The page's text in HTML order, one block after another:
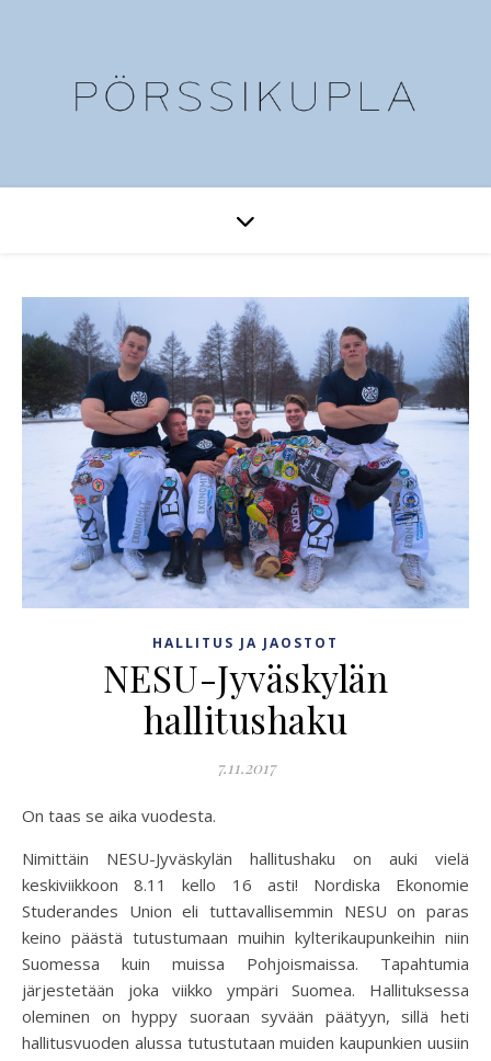
HALLITUS JA JAOSTOT
NESU-Jyväskylän
hallitushaku
7.11.2017
On taas se aika vuodesta.
Nimittäin NESU-Jyväskylän hallitushaku on auki vielä
keskiviikkoon 8.11 kello 16 asti! Nordiska Ekonomie
Studerandes Union eli tuttavallisemmin NESU on paras
keino päästä tutustumaan muihin kylterikaupunkeihin niin
Suomessa kuin muissa Pohjoismaissa. Tapahtumia
järjestetään joka viikko ympäri Suomea. Hallituksessa
oleminen on hyppy suoraan syvään päätyyn, sillä heti
hallitusvuoden alussa tutustutaan muiden kaupunkien uusiin